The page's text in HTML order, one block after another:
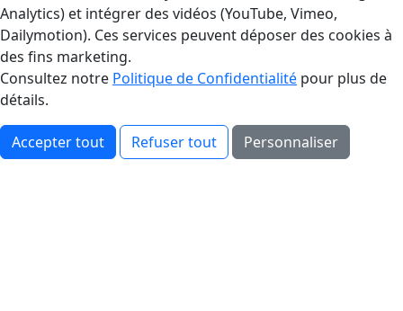
Analytics) et intégrer des vidéos (YouTube, Vimeo,
Dailymotion). Ces services peuvent déposer des cookies à
des fins marketing.
Consultez notre Politique de Confidentialité pour plus de
détails.
Accepter tout Refuser tout Personnaliser